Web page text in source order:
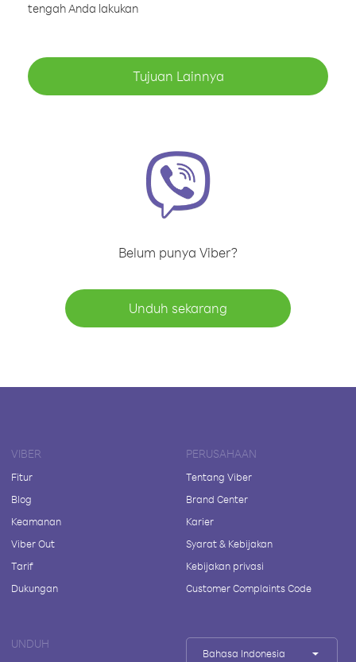
tengah Anda lakukan
Tujuan Lainnya
Belum punya Viber?
Unduh sekarang
VIBER
Fitur
Blog
Keamanan
Viber Out
Tarif
Dukungan
PERUSAHAAN
Tentang Viber
Brand Center
Karier
Syarat & Kebijakan
Kebijakan privasi
Customer Complaints Code
UNDUH
Bahasa Indonesia